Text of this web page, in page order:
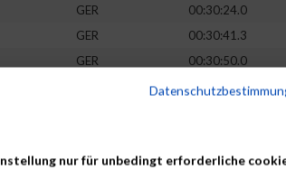
GER
00:30:24.0
GER 00:30:41.3
GER
00:30:50.0
00:30:57.3
GER 00:33:31.6
nur für unbedingt erforderliche